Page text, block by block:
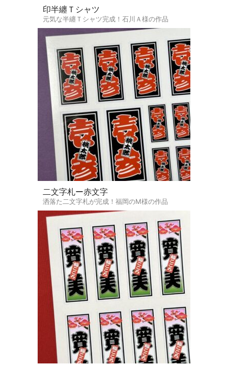
印半纏Ｔシャツ
元気な半纏Ｔシャツ完成！石川Ａ様の作品
二文字札ー赤文字
洒落た二文字札が完成！福岡のM様の作品